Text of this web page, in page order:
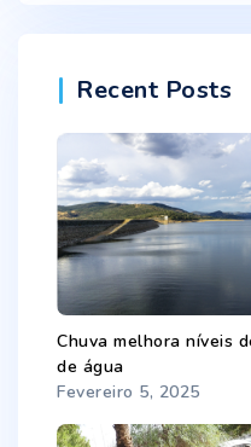
Recent Posts
Chuva melhora níveis
de água
Fevereiro 5, 2025